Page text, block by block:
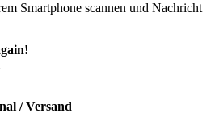
Smartphone scannen und Nachricht
/ Versand